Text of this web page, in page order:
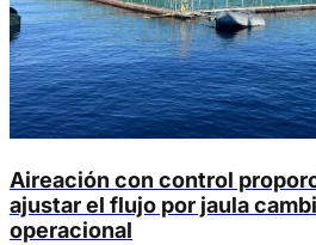
Aireación con control
ajustar el flujo por jaula
operacional